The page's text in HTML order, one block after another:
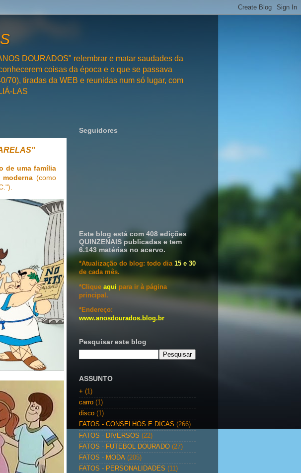
DOURADOS" relembrar e matar saudades da
coisas da época e o que se passava
70), tiradas da WEB e reunidas num só lugar, com
LAS
de uma família
(como
Seguidores
Este blog está com 408 edições
QUINZENAIS publicadas e tem
6.143 matérias no acervo.
*Atualização do blog: todo dia 15 e 30
de cada mês.
*Clique aqui para ir à página
principal.
*Endereço:
www.anosdourados.blog.br
Pesquisar este blog
ASSUNTO
+ (1)
carro (1)
disco (1)
FATOS - CONSELHOS E DICAS (266)
FATOS - DIVERSOS (22)
FATOS - FUTEBOL DOURADO (27)
FATOS - MODA (205)
FATOS - PERSONALIDADES (11)